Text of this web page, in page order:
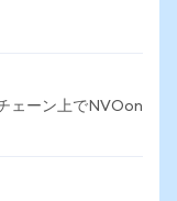
ェーン上でNVOon